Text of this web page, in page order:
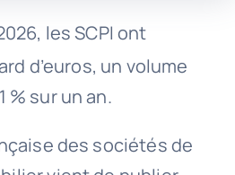
les SCPI ont
d’euros, un volume
% sur un an.
des sociétés de